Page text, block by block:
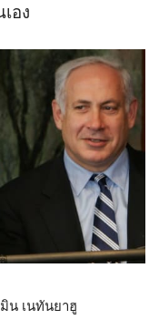
อง
น เนทันยาฮู